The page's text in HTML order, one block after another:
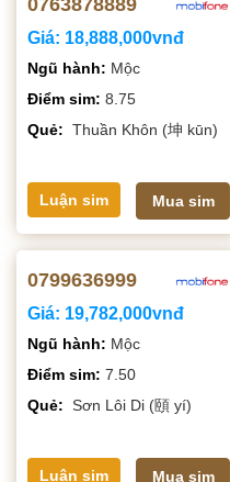
0763878889
Giá: 18,888,000vnđ
Ngũ hành: Mộc
Điểm sim: 8.75
Quẻ: Thuần Khôn (坤 kūn)
Luận sim Mua sim
0799636999
Giá: 19,782,000vnđ
Ngũ hành: Mộc
Điểm sim: 7.50
Quẻ: Sơn Lôi Di (頤 yí)
Luận sim Mua sim